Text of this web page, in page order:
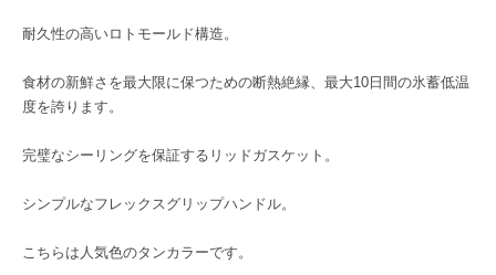
耐久性の高いロトモールド構造。
食材の新鮮さを最大限に保つための断熱絶縁、最大10日間の氷蓄低温
度を誇ります。
完璧なシーリングを保証するリッドガスケット。
シンプルなフレックスグリップハンドル。
こちらは人気色のタンカラーです。